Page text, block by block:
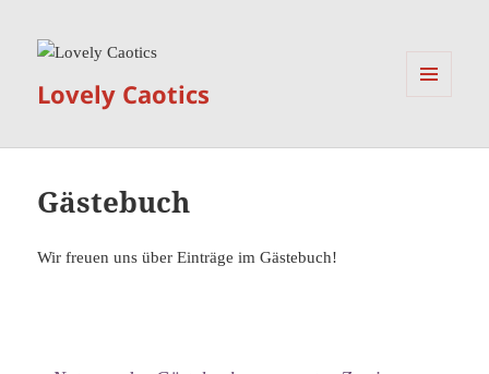
Lovely Caotics
Gästebuch
Wir freuen uns über Einträge im Gästebuch!